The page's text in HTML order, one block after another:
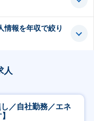
情報を年収で絞り
人
／自社勤務／エネ